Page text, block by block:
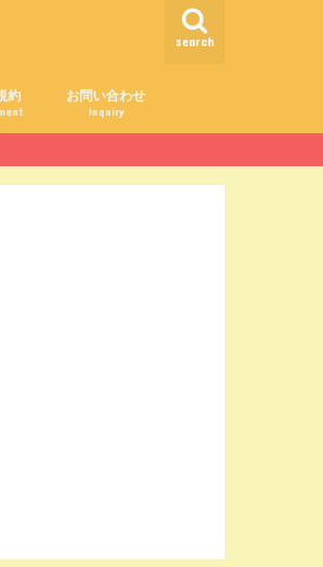
search
約 お問い合わせ
Inquiry